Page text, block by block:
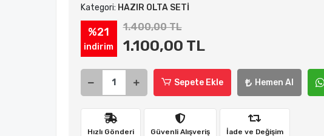
Kategori: HAZIR OLTA SETİ
%21
indirim
1.400,00 TL
1.100,00 TL
Sepete Ekle Hemen Al
Hızlı Gönderi Güvenli Alışveriş İade ve Değişim